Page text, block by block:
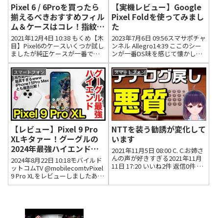
Pixel 6 / 6Proを買ったら
揃えるべきおすすめフィル
ム＆ケースはコレ！指紋認
証OK！【アクセサリーま
とめ】
2021年12月4日 10:38 もくめ【木
目】Pixel6のケースいくつか試し
ましたが純正ケースが一番です
ね作りの良さと質感が圧倒的に
良いです今後買うつもりなのは
ベルロイの革ケースかなBasalt辺
りの色が好きですフィルムはPET
の指滑り...
【実機レビュー】Google
Pixel Foldを使ってみまし
た
2023年7月6日 09:56スマサポチャ
ンネル Allegro14:39 ここのシー
ンが一番DS味を感じて懐かしく
なった2023年7月19日 16:37 いい
ね2件 返信0件 ちゃんこちゃんこ
毎回思うんだけど、ナレーショ
ン力が本当に高いね...
スマートフォン
【レビュー】Pixel 9 Pro
XLキタァー！グーグルの
2024年最強ハイエンド爆
誕！iPhone 15 Pro Maxと
も比較【感想】
【Google】
2024年8月22日 10:18モバイルド
ットコムTV @mobilecomtvPixel
9 Pro XLをレビューしましたああ
ああ！！iPhone 15 Pro Maxと比
ー記事は...
スマートフォン
NTTを装う勧誘が変化して
います
2021年11月5日 08:00 C. C.お姉さ
んの声が好きすぎる2021年11月
11日 17:20 いいね2件 返信0件 ケ